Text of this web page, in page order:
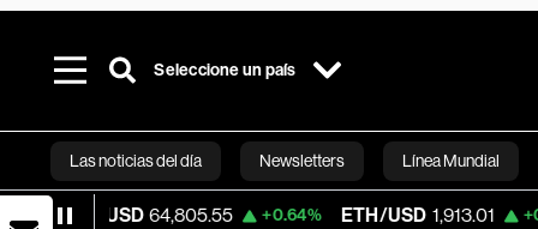
Seleccione un país
Las noticias del día Newsletters Línea Mundial
Bloomberg
64,805.55 +0.64% ETH/USD 1,913.01 +0.38% Visa